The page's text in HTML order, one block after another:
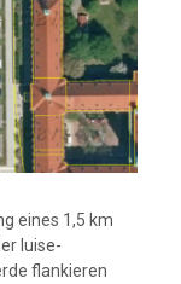
eines 1,5 km
luise-
flankieren